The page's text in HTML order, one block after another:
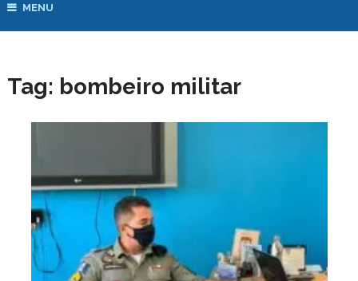
MENU
Tag: bombeiro militar